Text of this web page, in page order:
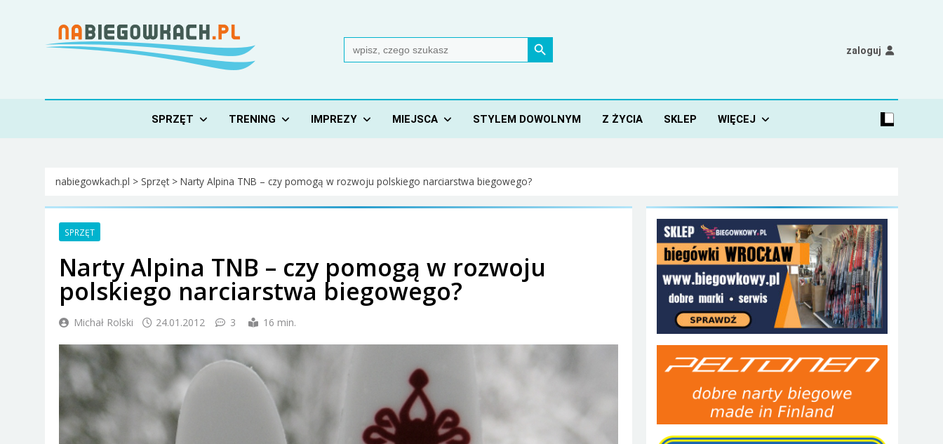
Nabiegowkach.pl
Search
for:
Search Button
zaloguj
SPRZĘT TRENING IMPREZY MIEJSCA STYLEM DOWOLNYM Z ŻYCIA SKLEP WIĘCEJ
nabiegowkach.pl > Sprzęt > Narty Alpina TNB – czy pomogą w rozwoju polskiego narciarstwa biegowego?
SPRZĘT
Narty Alpina TNB – czy pomogą w rozwoju
polskiego narciarstwa biegowego?
Michał Rolski 24.01.2012 3 16 min.